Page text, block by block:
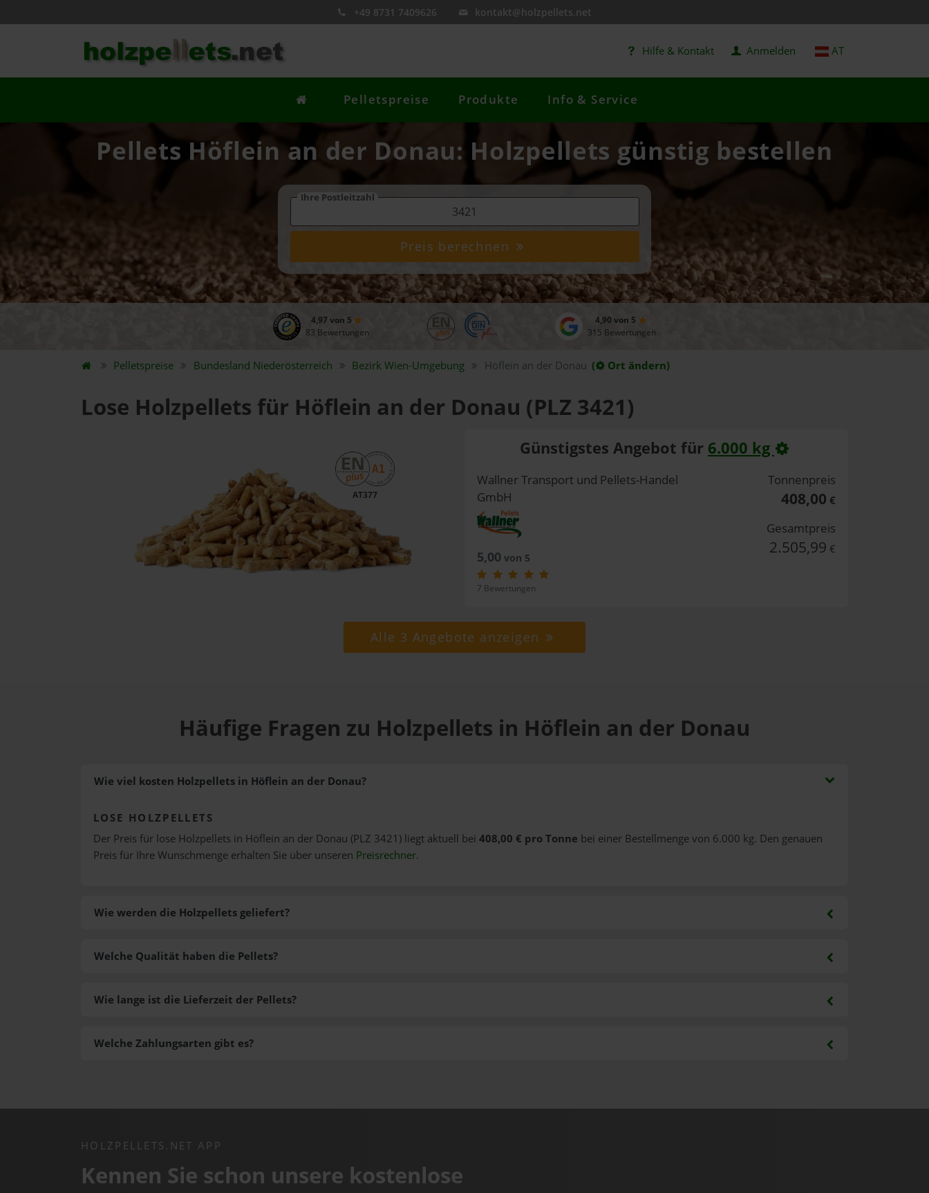
+49 8731 7409626 kontakt@holzpellets.net
Hilfe & Kontakt Anmelden AT
Pelletspreise Produkte Info & Service
Pellets Höflein an der Donau: Holzpellets günstig bestellen
Ihre Postleitzahl
Preis berechnen
4,97 von 5
83 Bewertungen
4,90 von 5
315 Bewertungen
Pelletspreise Bundesland Niederösterreich BezirkWien-Umgebung Höflein an der Donau ( Ort ändern)
Lose Holzpellets für Höflein an der Donau (PLZ 3421)
AT377
Günstigstes Angebot für 6.000 kg
Wallner Transport und Pellets-Handel
GmbH
5,00 von 5
7 Bewertungen
Tonnenpreis
408,00 €
Gesamtpreis
2.505,99 €
Alle 3 Angebote anzeigen
Häufige Fragen zu Holzpellets in Höflein an der Donau
Wie viel kosten Holzpellets in Höflein an der Donau?
LOSE HOLZPELLETS
Der Preis für lose Holzpellets in Höflein an der Donau (PLZ 3421) liegt aktuell bei 408,00 € pro Tonne bei einer Bestellmenge von 6.000 kg. Den genauen
Preis für Ihre Wunschmenge erhalten Sie über unseren Preisrechner.
Wie werden die Holzpellets geliefert?
Welche Zahlungsarten gibt es?
Welche Qualität haben die Pellets?
Wie lange ist die Lieferzeit der Pellets?
HOLZPELLETS.NET APP
Kennen Sie schon unsere kostenlose